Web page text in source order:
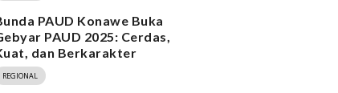
PAUD Konawe Buka
PAUD 2025: Cerdas,
dan Berkarakter
REGIONAL